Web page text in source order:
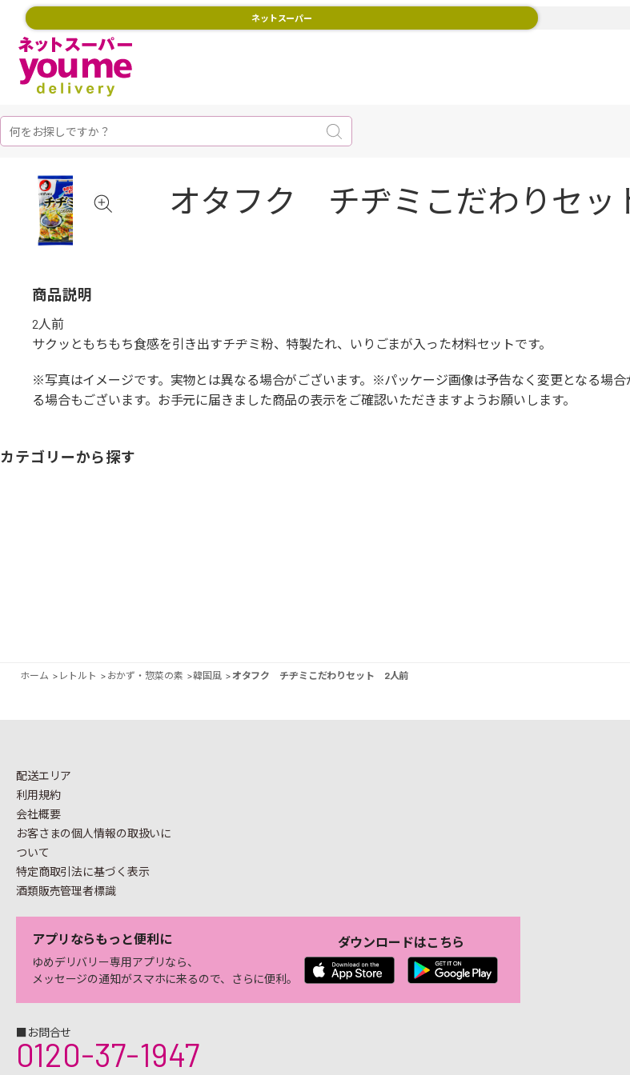
ネットスーパー
オタフク チヂミこだわりセ
商品説明
2人前
サクッともちもち食感を引き出すチヂミ粉、特製たれ、いりごまが入った材料セットです。
※写真はイメージです。実物とは異なる場合がございます。※パッケージ画像は予告なく変更となる場
る場合もございます。お手元に届きました商品の表示をご確認いただきますようお願いします。
カテゴリーから探す
ホーム > レトルト > おかず・惣菜の素 >韓国風 >オタフク チヂミこだわりセット 2人前
配送エリア
利用規約
会社概要
お客さまの個人情報の取扱いに
ついて
特定商取引法に基づく表示
酒類販売管理者標識
アプリならもっと便利に
ゆめデリバリー専用アプリなら、
メッセージの通知がスマホに来るので、さらに便利。
ダウンロードはこちら
■お問合せ
0120-37-1947